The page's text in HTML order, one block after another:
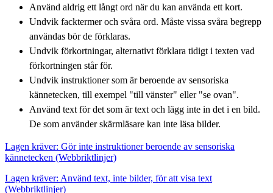
Använd aldrig ett långt ord när du kan använda ett kort.
Undvik facktermer och svåra ord. Måste vissa svåra begrepp
användas bör de förklaras.
Undvik förkortningar, alternativt förklara tidigt i texten vad
förkortningen står för.
Undvik instruktioner som är beroende av sensoriska
kännetecken, till exempel "till vänster" eller "se ovan".
Använd text för det som är text och lägg inte in det i en bild.
De som använder skärmläsare kan inte läsa bilder.
Lagen kräver: Gör inte instruktioner beroende av sensoriska
kännetecken (Webbriktlinjer)
Lagen kräver: Använd text, inte bilder, för att visa text
(Webbriktlinjer)